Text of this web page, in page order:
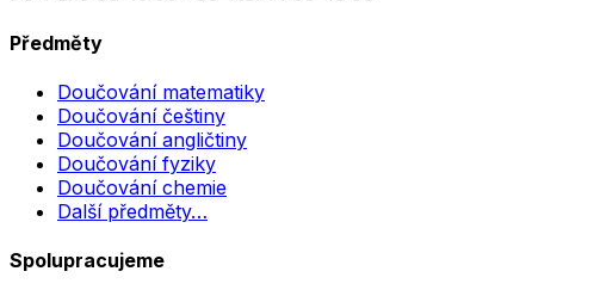
Předměty
Doučování matematiky
Doučování češtiny
Doučování angličtiny
Doučování fyziky
Doučování chemie
Další předměty…
Spolupracujeme